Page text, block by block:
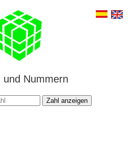
und Nummern
Zahl anzeigen